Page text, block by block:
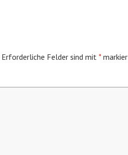
Erforderliche Felder sind mit *